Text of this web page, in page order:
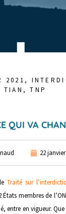
2021 ,
TIAN ,TNP
QUI VA
22
Traité sur
États membres de
entre en vigueur.